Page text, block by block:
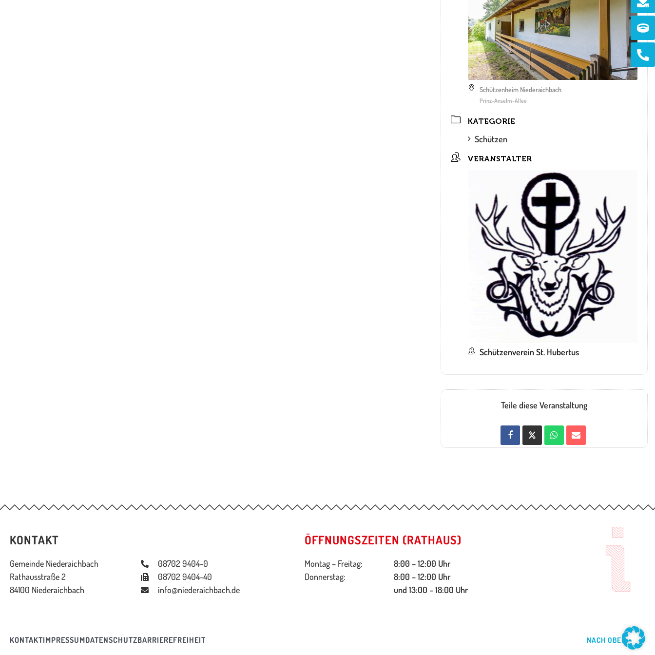
Schützenheim Niederaichbach
Prinz-Anselm-Allee
KATEGORIE
Schützen
VERANSTALTER
Schützenverein St. Hubertus
Teile diese Veranstaltung
KONTAKT
Gemeinde Niederaichbach
Rathausstraße 2
84100 Niederaichbach
08702 9404-0
08702 9404-40
info@niederaichbach.de
ÖFFNUNGSZEITEN (RATHAUS)
Montag – Freitag:
8:00 – 12:00 Uhr
Donnerstag:
8:00 – 12:00 Uhr
und 13:00 – 18:00 Uhr
KONTAKTIMPRESSUMDATENSCHUTZBARRIEREFREIHEIT NACH OBEN
alt